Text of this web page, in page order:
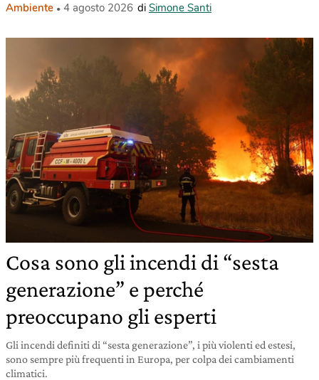
Ambiente 4 agosto 2026 di Simone Santi
Cosa sono gli incendi di “sesta
generazione” e perché
preoccupano gli esperti
Gli incendi definiti di “sesta generazione”, i più violenti ed estesi,
sono sempre più frequenti in Europa, per colpa dei cambiamenti
climatici.